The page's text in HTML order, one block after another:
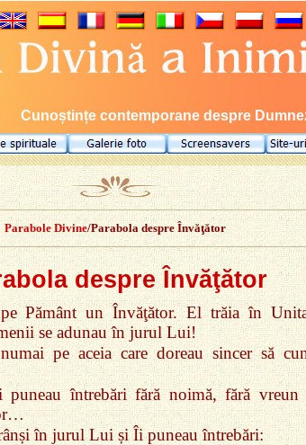
Cunoștințe contemporane despre
Parabole Divine/Parabola despre Învăţător
despre Învăţător
Pământ un Învăţător. El trăia în
se adunau în jurul Lui!
pe aceia care doreau sincer să
întrebări fără noimă, fără vreun
în jurul Lui și Îi puneau întrebări: